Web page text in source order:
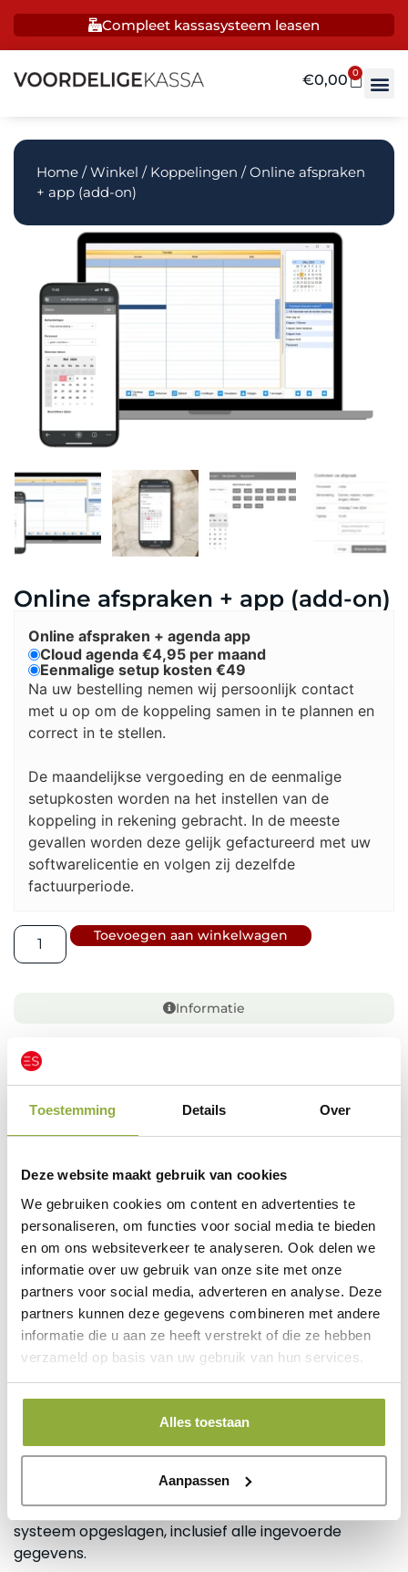
Toestemming Details Over
Deze website maakt gebruik van cookies
We gebruiken cookies om content en advertenties te
personaliseren, om functies voor social media te bieden
en om ons websiteverkeer te analyseren. Ook delen we
informatie over uw gebruik van onze site met onze
partners voor social media, adverteren en analyse. Deze
partners kunnen deze gegevens combineren met andere
informatie die u aan ze heeft verstrekt of die ze hebben
verzameld op basis van uw gebruik van hun services.
Alles toestaan
Aanpassen
Compleet kassasysteem leasen
€0,00 0
Home /Winkel / Koppelingen / Online afspraken
+ app (add-on)
Online afspraken + app (add-on)
Online afspraken + agenda app
Cloud agenda €4,95 per maand
Eenmalige setup kosten €49
Na uw bestelling nemen wij persoonlijk contact
met u op om de koppeling samen in te plannen en
correct in te stellen.
De maandelijkse vergoeding en de eenmalige
setupkosten worden na het instellen van de
koppeling in rekening gebracht. In de meeste
gevallen worden deze gelijk gefactureerd met uw
softwarelicentie en volgen zij dezelfde
factuurperiode.
Toevoegen aan winkelwagen
Informatie
Beschrijving
Beschrijving:
systeem
Met onze module Online Afspraken kunnen klanten
eenvoudig salon afspraken online boeken via uw
website of bijvoorbeeld via Facebook. Uw klanten
plannen zelf hun behandeling, medewerker en tijdstip
in, rechtstreeks in uw agenda. Dit maakt online
boeken voor uw salon snel, overzichtelijk en
professioneel geregeld.
Zodra een afspraak is ingepland, ontvangt de klant
automatisch een e-mailbevestiging. Daarnaast
wordt er een afspraakherinnering verstuurd om no-
shows te verminderen. De afspraak wordt direct
ontvangt zelf ook een bevestiging per e-mail.
De klant wordt hierbij automatisch als klant in uw
systeem opgeslagen, inclusief alle ingevoerde
gegevens.